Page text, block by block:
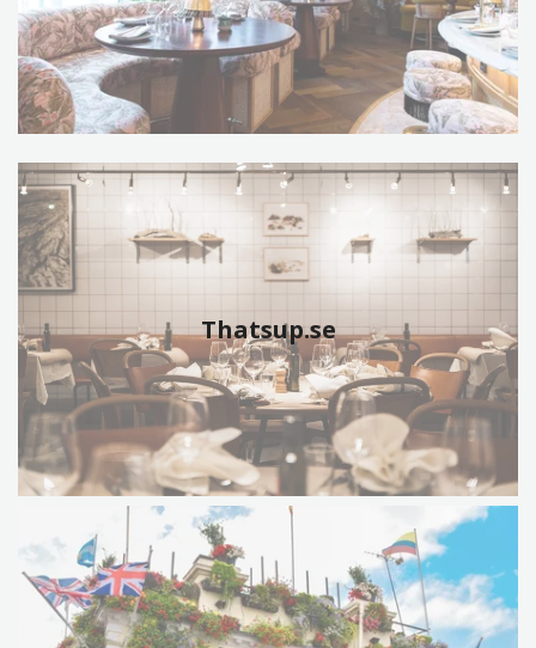
Thatsup.se